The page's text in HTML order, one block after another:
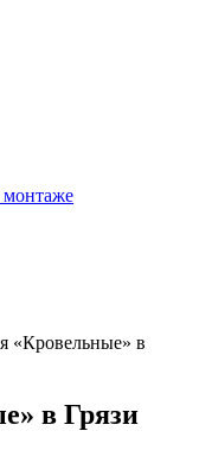
«Кровельные» в
в Грязи